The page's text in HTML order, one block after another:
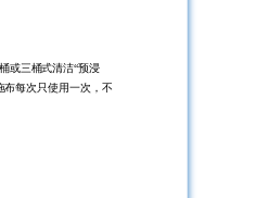
或三桶式清洁“预浸
布每次只使用一次，不